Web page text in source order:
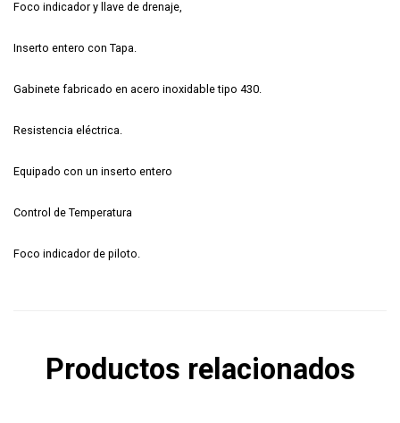
Foco indicador y llave de drenaje,
Inserto entero con Tapa.
Gabinete fabricado en acero inoxidable tipo 430.
Resistencia eléctrica.
Equipado con un inserto entero
Control de Temperatura
Foco indicador de piloto.
Productos relacionados